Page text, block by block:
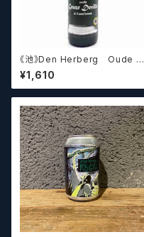
《池》Den Herberg Oude G
euze Deville a L'acienne
デンヘルベルグ
¥1,610